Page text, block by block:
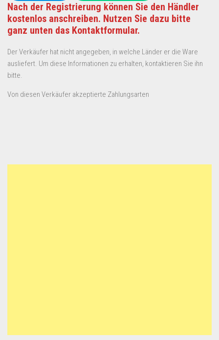
Nach der Registrierung können Sie den Händler
kostenlos anschreiben. Nutzen Sie dazu bitte
ganz unten das Kontaktformular.
Der Verkäufer hat nicht angegeben, in welche Länder er die Ware
ausliefert. Um diese Informationen zu erhalten, kontaktieren Sie ihn
bitte.
Von diesen Verkäufer akzeptierte Zahlungsarten